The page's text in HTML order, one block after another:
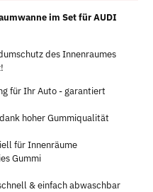
im Set für AUDI
des Innenraumes
für Ihr Auto - garantiert
hoher Gummiqualität
für Innenräume
Gummi
& einfach abwaschbar